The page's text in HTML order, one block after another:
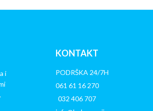
i
KONTAKT
PODRŠKA 24/7H
061 61 16 270
032 406 707